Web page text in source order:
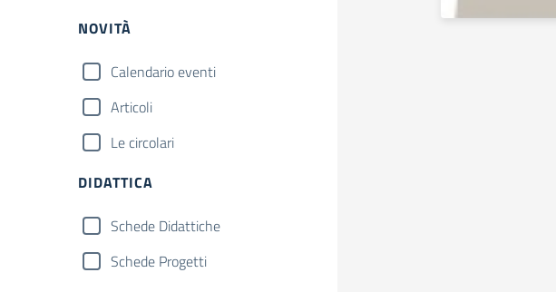
NOVITÀ
Calendario eventi
Articoli
Le circolari
DIDATTICA
Schede Didattiche
Schede Progetti